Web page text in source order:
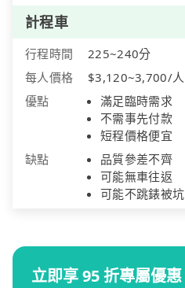
計程車
行程時間
225~240分
每人價格
$3,120~3,700/人
優點
滿足臨時需求
不需事先付款
短程價格便宜
缺點
品質參差不齊
可能無車往返
可能不跳錶被坑
立即享 95 折專屬優惠